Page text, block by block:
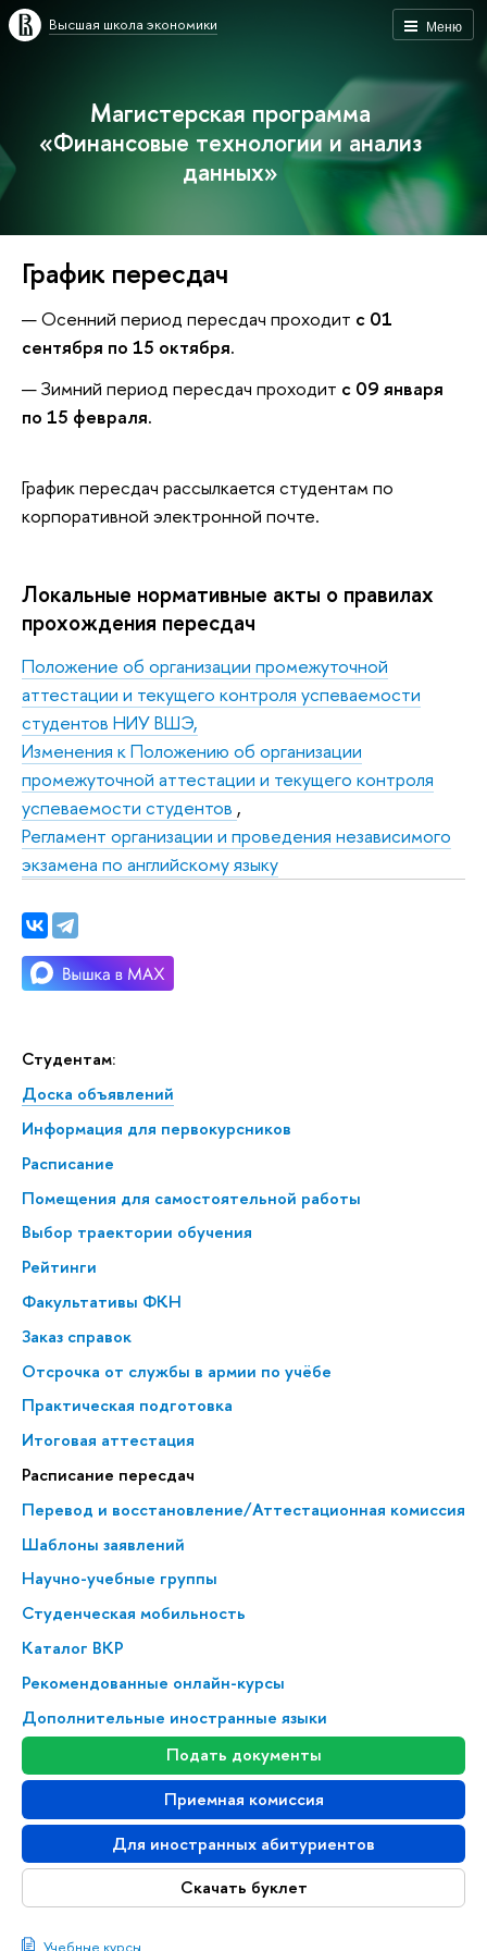
Меню
Высшая школа экономики
Магистерская программа
«Финансовые технологии и анализ
данных»
Студентам:
Доска объявлений
Информация для первокурсников
Расписание
Помещения для самостоятельной работы
Выбор траектории обучения
Рейтинги
Факультативы ФКН
Заказ справок
Отсрочка от службы в армии по учёбе
Практическая подготовка
Итоговая аттестация
Расписание пересдач
Перевод и восстановление/Аттестационная комиссия
Шаблоны заявлений
Научно-учебные группы
Студенческая мобильность
Каталог ВКР
Рекомендованные онлайн-курсы
Дополнительные иностранные языки
Подать документы
Приемная комиссия
Для иностранных абитуриентов
Скачать буклет
Учебные курсы
График пересдач
Осенний период пересдач проходит с 01
сентября по 15 октября.
Зимний период пересдач проходит с 09 января
по 15 февраля.
График пересдач рассылкается студентам по
корпоративной электронной почте.
Локальные нормативные акты о правилах
прохождения пересдач
Положение об организации промежуточной
аттестации и текущего контроля успеваемости
студентов НИУ ВШЭ,
Изменения к Положению об организации
промежуточной аттестации и текущего контроля
успеваемости студентов ,
Регламент организации и проведения независимого
экзамена по английскому языку